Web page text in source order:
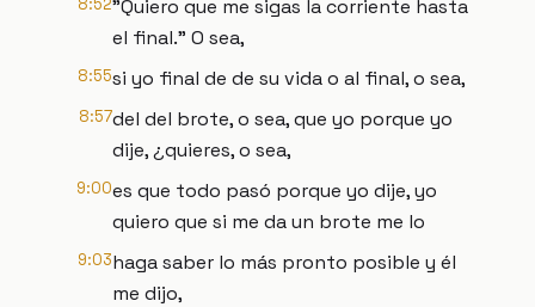
8:52"Quiero que me sigas la corriente hasta
el final." O sea,
8:55si yo final de de su vida o al final, o sea,
8:57del del brote, o sea, que yo porque yo
dije, ¿quieres, o sea,
9:00es que todo pasó porque yo dije, yo
quiero que si me da un brote me lo
9:03haga saber lo más pronto posible y él
me dijo,